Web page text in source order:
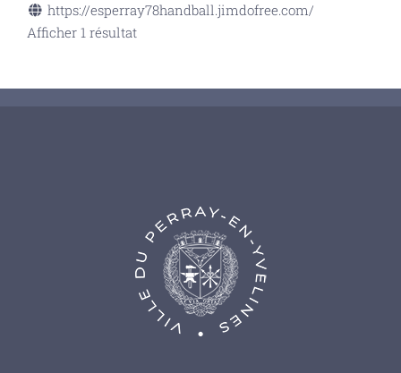
https://esperray78handball.jimdofree.com/
Afficher 1 résultat